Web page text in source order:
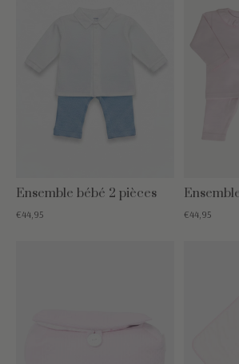
Ensemble bébé 2 pièces
€44,95 €44,95